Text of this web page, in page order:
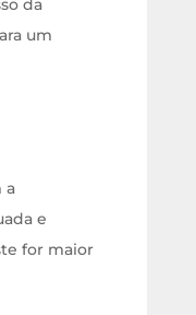
da
um
a
e
for maior